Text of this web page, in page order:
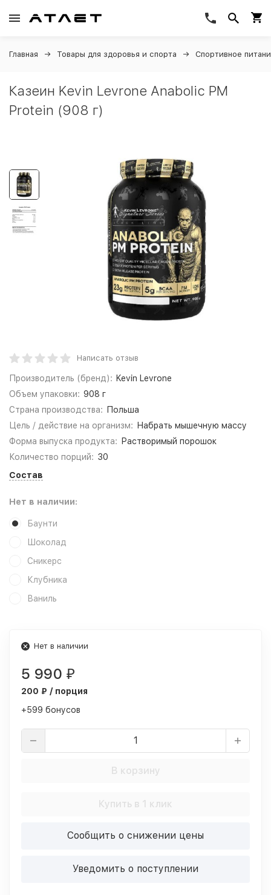
Главная Товары для здоровья и спорта Спортивное
Казеин Kevin Levrone Anabolic PM
Protein (908 г)
Написать отзыв
Производитель (бренд): Kevin Levrone
Объем упаковки: 908 г
Страна производства:
Польша
Цель / действие на организм:
Набрать мышечную массу
Форма выпуска продукта:
Растворимый порошок
Количество порций: 30
Состав
Нет в наличии:
Баунти
Шоколад
Сникерс
Клубника
Ваниль
Нет в наличии
5 990 ₽
200 ₽ / порция
+599 бонусов
В корзину
Купить в 1 клик
Сообщить о снижении цены
Уведомить о поступлении